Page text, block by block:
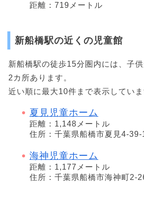
距離：719メートル
新船橋駅の近くの児童館
新船橋駅の徒歩15分圏内には、子
2カ所あります。
近い順に最大10件まで表示していま
夏見児童ホーム
距離：1,148メートル
住所：千葉県船橋市夏見4-39-
海神児童ホーム
距離：1,177メートル
住所：千葉県船橋市海神町2-